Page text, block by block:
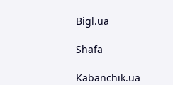
Bigl.ua
Shafa
Kabanchik.ua